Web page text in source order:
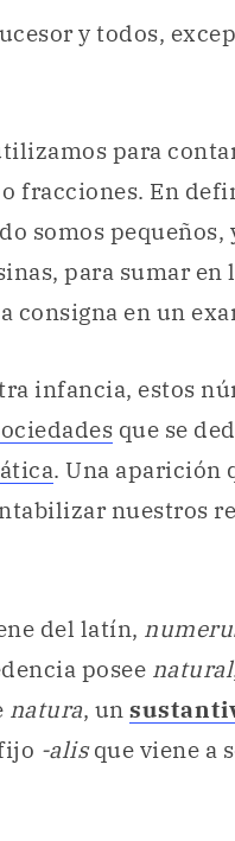
y todos,
para
fracciones. En
somos pequeños,
para sumar en
consigna en un
infancia, estos
que se
. Una aparición
nuestros
del latín,
posee natural
natura, un
-alisque viene a